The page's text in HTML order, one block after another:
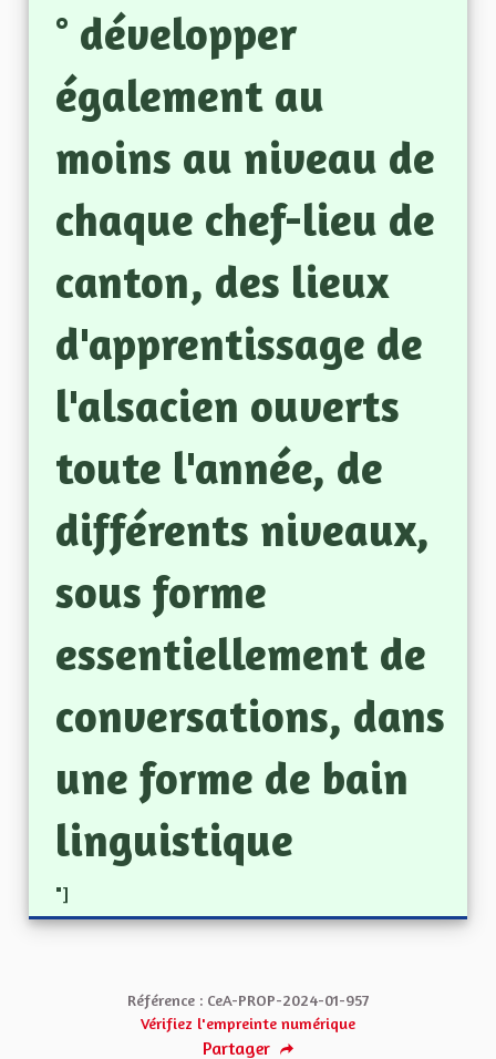
° développer
également au
moins au niveau de
chaque chef-lieu de
canton, des lieux
d'apprentissage de
l'alsacien ouverts
toute l'année, de
différents niveaux,
sous forme
essentiellement de
conversations, dans
une forme de bain
linguistique
"]
Référence : CeA-PROP-2024-01-957
Vérifiez l'empreinte numérique
Partager